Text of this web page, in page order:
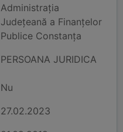
Administraţia
Judeţeană a Finanţelor
Publice Constanţa
PERSOANA JURIDICA
Nu
27.02.2023